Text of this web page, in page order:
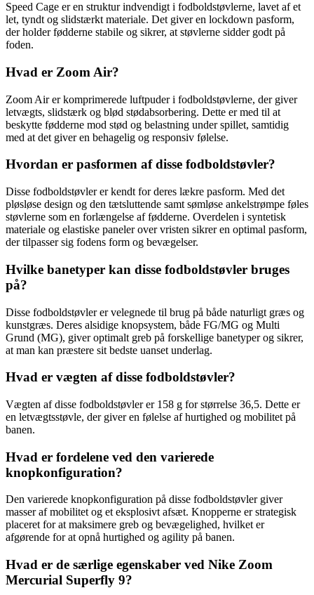
Speed Cage er en struktur indvendigt i fodboldstøvlerne, lavet af et
let, tyndt og slidstærkt materiale. Det giver en lockdown pasform,
der holder fødderne stabile og sikrer, at støvlerne sidder godt på
foden.
Hvad er Zoom Air?
Zoom Air er komprimerede luftpuder i fodboldstøvlerne, der giver
letvægts, slidstærk og blød stødabsorbering. Dette er med til at
beskytte fødderne mod stød og belastning under spillet, samtidig
med at det giver en behagelig og responsiv følelse.
Hvordan er pasformen af disse fodboldstøvler?
Disse fodboldstøvler er kendt for deres lækre pasform. Med det
pløsløse design og den tætsluttende samt sømløse ankelstrømpe føles
støvlerne som en forlængelse af fødderne. Overdelen i syntetisk
materiale og elastiske paneler over vristen sikrer en optimal pasform,
der tilpasser sig fodens form og bevægelser.
Hvilke banetyper kan disse fodboldstøvler bruges
på?
Disse fodboldstøvler er velegnede til brug på både naturligt græs og
kunstgræs. Deres alsidige knopsystem, både FG/MG og Multi
Grund (MG), giver optimalt greb på forskellige banetyper og sikrer,
at man kan præstere sit bedste uanset underlag.
Hvad er vægten af disse fodboldstøvler?
Vægten af disse fodboldstøvler er 158 g for størrelse 36,5. Dette er
en letvægtsstøvle, der giver en følelse af hurtighed og mobilitet på
banen.
Hvad er fordelene ved den varierede
knopkonfiguration?
Den varierede knopkonfiguration på disse fodboldstøvler giver
masser af mobilitet og et eksplosivt afsæt. Knopperne er strategisk
placeret for at maksimere greb og bevægelighed, hvilket er
afgørende for at opnå hurtighed og agility på banen.
Hvad er de særlige egenskaber ved Nike Zoom
Mercurial Superfly 9?